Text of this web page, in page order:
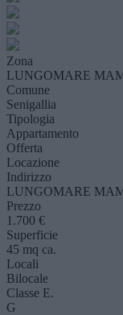
Zona
LUNGOMARE
Comune
Senigallia
Tipologia
Appartamento
Offerta
Locazione
Indirizzo
LUNGOMARE
Prezzo
1.700 €
Superficie
45 mq ca.
Locali
Bilocale
Classe E.
G